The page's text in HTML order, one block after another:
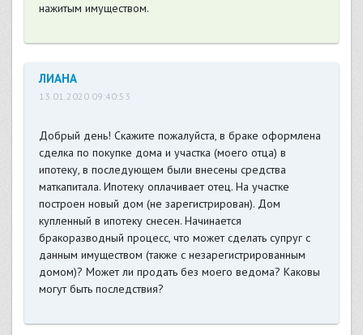
нажитым имуществом.
ЛИАНА
13.01.2020 09:40:53
Добрый день! Скажите пожалуйста, в браке оформлена
сделка по покупке дома и участка (моего отца) в
ипотеку, в последующем были внесены средства
маткапитала. Ипотеку оплачивает отец. На участке
построен новый дом (не зарегистрирован). Дом
купленный в ипотеку снесен. Начинается
бракоразводный процесс, что может сделать супруг с
данным имуществом (также с незарегистрированным
домом)? Может ли продать без моего ведома? Каковы
могут быть последствия?